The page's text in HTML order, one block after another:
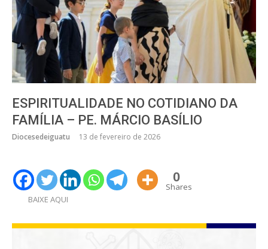
ESPIRITUALIDADE NO COTIDIANO DA
FAMÍLIA – PE. MÁRCIO BASÍLIO
Diocesedeiguatu 13 de fevereiro de 2026
0
Shares
BAIXE AQUI